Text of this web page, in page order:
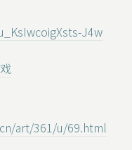
J4w
art/361/u/69.html